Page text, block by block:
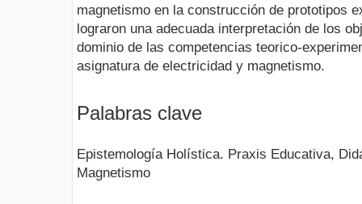
magnetismo en la construcción de prototipos
lograron una adecuada interpretación de los
dominio de las competencias teorico-
asignatura de electricidad y magnetismo.
Palabras clave
Epistemología Holística. Praxis Educativa,
Magnetismo